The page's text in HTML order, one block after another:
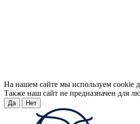
На нашем сайте мы используем cookie
Также наш сайт не предназначен для
Да Нет